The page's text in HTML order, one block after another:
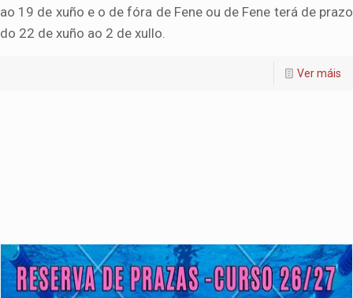
ao 19 de xuño e o de fóra de Fene ou de Fene terá de prazo
do 22 de xuño ao 2 de xullo.
Ver máis